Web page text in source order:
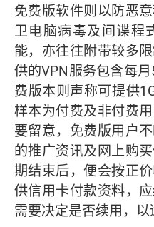
免费版软件则以防恶
卫电脑病毒及间谍程
能，亦往往附带较多
供的VPN服务包含每
费版本则声称可提供
样本为付费及非付费
要留意，免费版用户
的推广资讯及网上购
期结束后，便会按正
供信用卡付款资料，
需要决定是否续用，以